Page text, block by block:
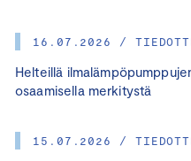
16.07.2026 /
Helteillä
osaamisella merkitystä
15.07.2026 /